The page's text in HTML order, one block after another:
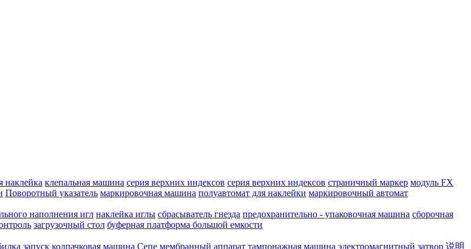
наклейка клепальная машина серия верхних индексов серия верхних индексов страничный маркер модуль FX
Поворотный указатель маркировочная машина полуавтомат для наклейки маркировочный автомат
наполнения игл наклейка иглы сбрасыватель гнезда предохранительно - упаковочная машина сборочная
загрузочный стол буферная платформа большой емкости
запуск колпачковая машина Сепе мембранный аппарат тампонажная машина электромагнитный затвор 说明